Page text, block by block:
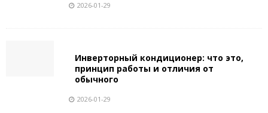
2026-01-29
Инверторный кондиционер: что это,
принцип работы и отличия от
обычного
2026-01-29